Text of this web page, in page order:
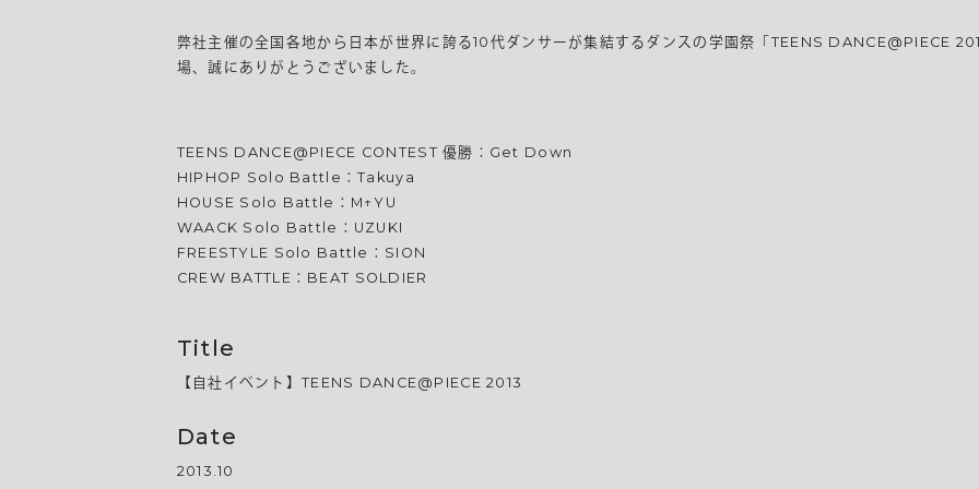
弊社主催の全国各地から日本が世界に誇る10代ダンサーが集結するダンスの学園祭「TEENS DANCE@PIECE
場、誠にありがとうございました。
TEENS DANCE@PIECE CONTEST 優勝：Get Down
HIPHOP Solo Battle：Takuya
HOUSE Solo Battle：M↑YU
WAACK Solo Battle：UZUKI
FREESTYLE Solo Battle：SION
CREW BATTLE：BEAT SOLDIER
Title
【自社イベント】TEENS DANCE@PIECE 2013
Date
2013.10